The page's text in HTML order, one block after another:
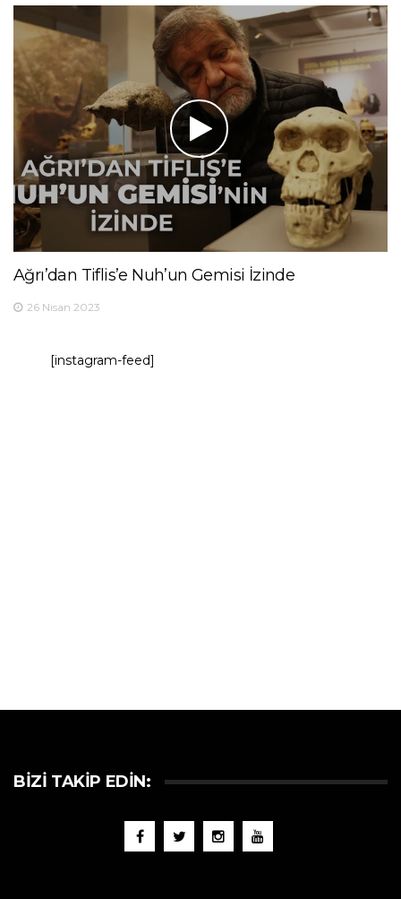
Ağrı’dan Tiflis’e Nuh’un Gemisi İzinde
26 Nisan 2023
[instagram-feed]
BIZI TAKIP EDIN: